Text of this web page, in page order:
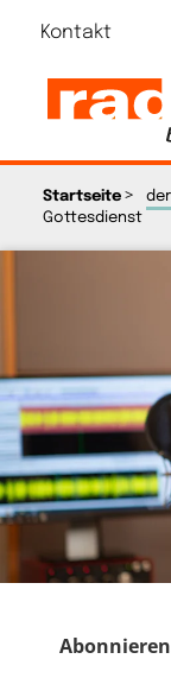
Kontakt
Startseite>
Gottesdienst